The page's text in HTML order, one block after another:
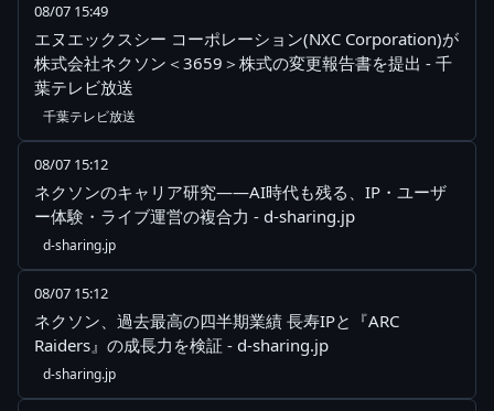
08/07 15:49
エヌエックスシー コーポレーション(NXC Corporation)が
株式会社ネクソン＜3659＞株式の変更報告書を提出 - 千
葉テレビ放送
千葉テレビ放送
08/07 15:12
ネクソンのキャリア研究――AI時代も残る、IP・ユーザ
ー体験・ライブ運営の複合力 - d-sharing.jp
d-sharing.jp
08/07 15:12
ネクソン、過去最高の四半期業績 長寿IPと『ARC
Raiders』の成長力を検証 - d-sharing.jp
d-sharing.jp